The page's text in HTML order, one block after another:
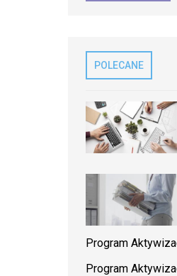
POLECANE
Program
Program